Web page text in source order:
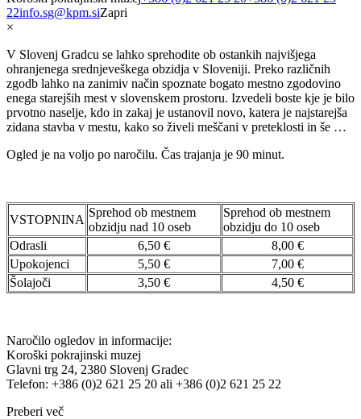
22info.sg@kpm.siZapri
×
V Slovenj Gradcu se lahko sprehodite ob ostankih najvišjega
ohranjenega srednjeveškega obzidja v Sloveniji. Preko različnih
zgodb lahko na zanimiv način spoznate bogato mestno zgodovino
enega starejših mest v slovenskem prostoru. Izvedeli boste kje je bilo
prvotno naselje, kdo in zakaj je ustanovil novo, katera je najstarejša
zidana stavba v mestu, kako so živeli meščani v preteklosti in še …
Ogled je na voljo po naročilu. Čas trajanja je 90 minut.
VSTOPNINA
Sprehod ob mestnem
obzidju nad 10 oseb
Sprehod ob mestnem
obzidju do 10 oseb
Odrasli
6,50 €
8,00 €
Upokojenci
5,50 €
7,00 €
Šolajoči
3,50 € 4,50 €
Naročilo ogledov in informacije:
Koroški pokrajinski muzej
Glavni trg 24, 2380 Slovenj Gradec
Telefon: +386 (0)2 621 25 20 ali +386 (0)2 621 25 22
Preberi več